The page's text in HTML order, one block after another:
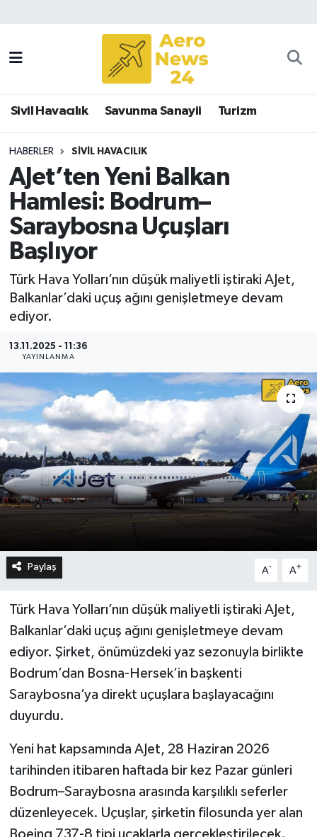
Sivil Havacılık Savunma Sanayii Turizm
HABERLER SIVIL HAVACILIK
AJet’ten Yeni Balkan
Hamlesi: Bodrum–
Saraybosna Uçuşları
Başlıyor
Türk Hava Yolları’nın düşük maliyetli iştiraki AJet,
Balkanlar’daki uçuş ağını genişletmeye devam
ediyor.
13.11.2025 - 11:36
YAYINLANMA
Paylaş A- A+
Türk Hava Yolları’nın düşük maliyetli iştiraki AJet,
Balkanlar’daki uçuş ağını genişletmeye devam
ediyor. Şirket, önümüzdeki yaz sezonuyla birlikte
Bodrum’dan Bosna-Hersek’in başkenti
Saraybosna’ya direkt uçuşlara başlayacağını
duyurdu.
Yeni hat kapsamında AJet, 28 Haziran 2026
tarihinden itibaren haftada bir kez Pazar günleri
Bodrum–Saraybosna arasında karşılıklı seferler
düzenleyecek. Uçuşlar, şirketin filosunda yer alan